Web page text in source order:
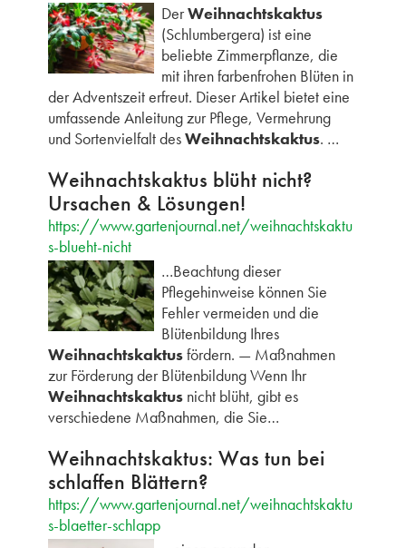
DerWeihnachtskaktus
(Schlumbergera) ist eine
beliebte Zimmerpflanze, die
mit ihren farbenfrohen Blüten in
der Adventszeit erfreut. Dieser Artikel bietet eine
umfassende Anleitung zur Pflege, Vermehrung
und Sortenvielfalt desWeihnachtskaktus. …
Weihnachtskaktus blüht nicht?
Ursachen & Lösungen!
https://www.gartenjournal.net/weihnachtskaktu
s-blueht-nicht
…Beachtung dieser
Pflegehinweise können Sie
Fehler vermeiden und die
Blütenbildung Ihres
Weihnachtskaktusfördern. — Maßnahmen
zur Förderung der Blütenbildung Wenn Ihr
Weihnachtskaktusnicht blüht, gibt es
verschiedene Maßnahmen, die Sie…
Weihnachtskaktus: Was tun bei
schlaffen Blättern?
https://www.gartenjournal.net/weihnachtskaktu
s-blaetter-schlapp